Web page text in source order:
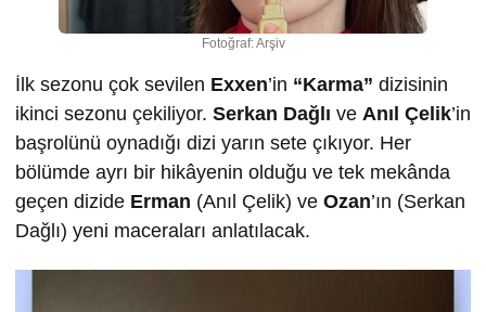
Fotoğraf: Arşiv
İlk sezonu çok sevilen Exxen’in “Karma” dizisinin
ikinci sezonu çekiliyor. Serkan Dağlı ve Anıl Çelik’in
başrolünü oynadığı dizi yarın sete çıkıyor. Her
bölümde ayrı bir hikâyenin olduğu ve tek mekânda
geçen dizide Erman (Anıl Çelik) ve Ozan’ın (Serkan
Dağlı) yeni maceraları anlatılacak.